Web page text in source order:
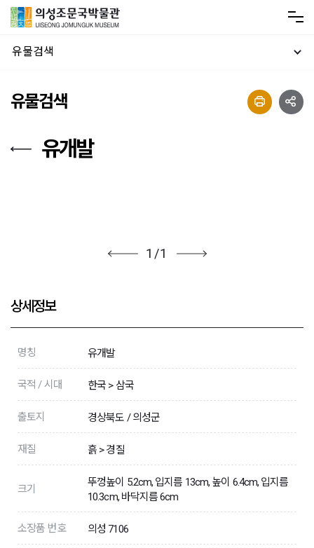
유물검색
유물검색
유개발
1 /1
상세정보
명칭 유개발
국적 / 시대 한국 > 삼국
출토지 경상북도 / 의성군
재질 흙 > 경질
크기
뚜껑높이 5.2cm, 입지름 13cm, 높이 6.4cm, 입지름
10.3cm, 바닥지름 6cm
소장품 번호 의성 7106